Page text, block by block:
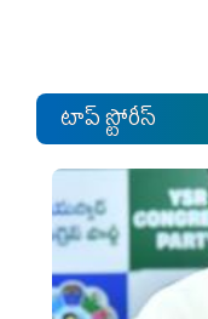
టాప్ స్టోరీస్